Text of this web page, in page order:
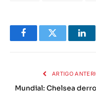
FacebookTwitter
ARTIGO
Mundial: Chelsea